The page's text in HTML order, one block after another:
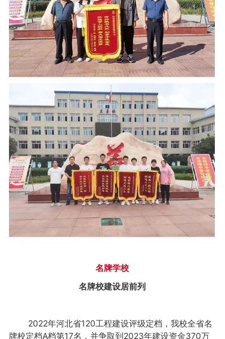
名牌学校
名牌校建设居前列
2022年河北省120工程建设评级定档，我校全省名
牌校定档A档第17名，并争取到2023年建设资金370万